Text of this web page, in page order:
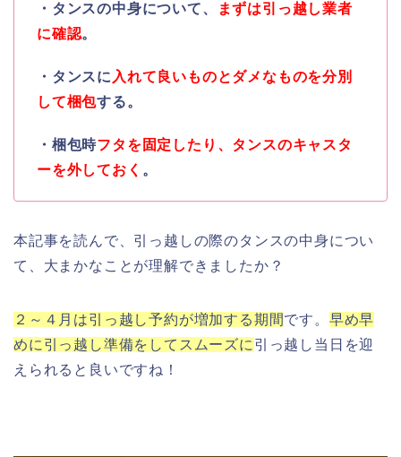
・タンスの中身について、
まずは引っ越し業者
に確認。
・タンスに 入れて良いものとダメなものを分別
して梱包する。
・梱包時フタを固定したり、タンスのキャスタ
ーを外しておく 。
本記事を読んで、引っ越しの際のタンスの中身につい
て、大まかなことが理解できましたか？
２～４月は引っ越し予約が増加する期間です。 早め早
めに引っ越し準備をしてスムーズに 引っ越し当日を迎
えられると良いですね！